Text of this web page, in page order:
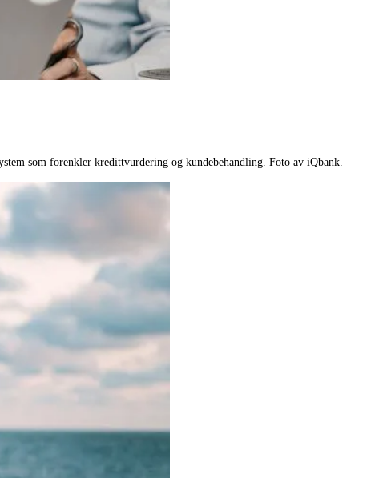
som forenkler kredittvurdering og kundebehandling. Foto av iQbank.